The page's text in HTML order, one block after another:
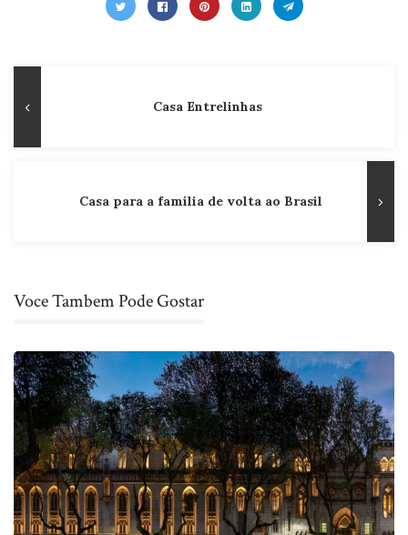
de
Post
Publicação
Casa Entrelinhas
Casa para a família de volta ao Brasil
Voce Tambem Pode Gostar